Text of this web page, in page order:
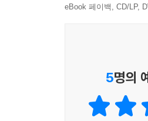
eBook 페이백, CD/LP,
5명의